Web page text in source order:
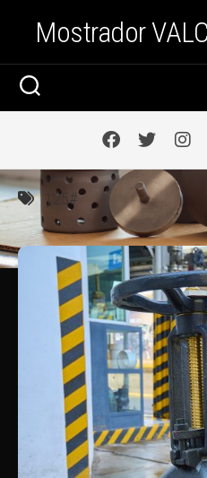
Mostrador
125#